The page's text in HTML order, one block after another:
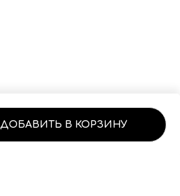
ДОБАВИТЬ В КОРЗИНУ